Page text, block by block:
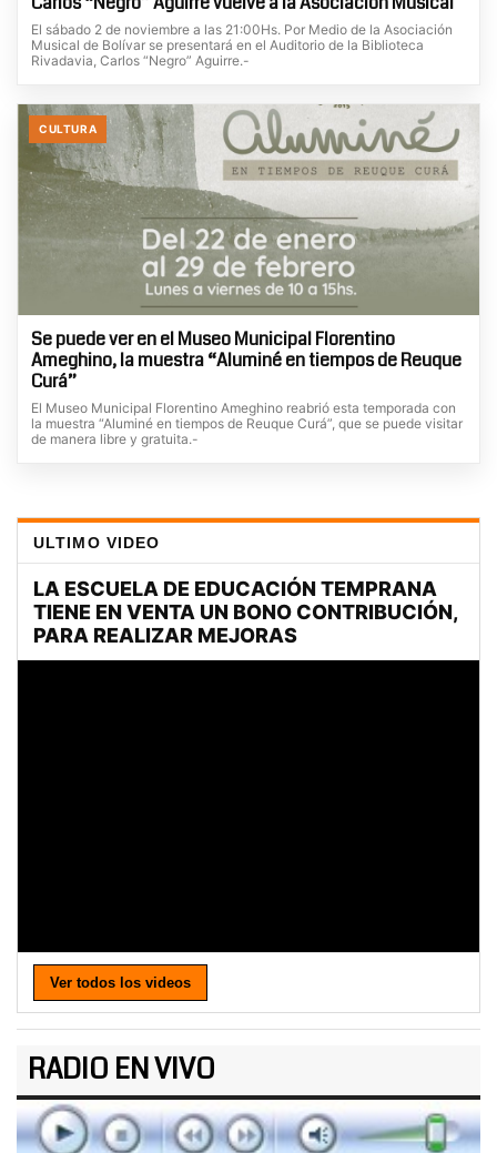
El sábado 2 de noviembre a las 21:00Hs. Por Medio de la Asociación
Musical de Bolívar se presentará en el Auditorio de la Biblioteca
Rivadavia, Carlos “Negro” Aguirre.-
CULTURA
Se puede ver en el Museo Municipal Florentino
Ameghino, la muestra “Aluminé en tiempos de Reuque
Curá”
El Museo Municipal Florentino Ameghino reabrió esta temporada con
la muestra “Aluminé en tiempos de Reuque Curá”, que se puede visitar
de manera libre y gratuita.-
ULTIMO VIDEO
Ver todos los videos
RADIO EN VIVO